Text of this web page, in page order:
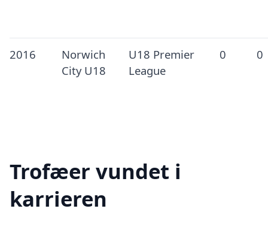
2016
Norwich
City U18
U18 Premier
League
0 0
Trofæer vundet i
karrieren